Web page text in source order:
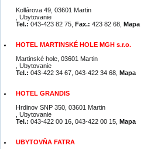
Kollárova 49, 03601 Martin
, Ubytovanie
Tel.: 043-423 82 75, Fax.: 423 82 68, Mapa
HOTEL MARTINSKÉ HOLE MGH s.r.o.
Martinské hole, 03601 Martin
, Ubytovanie
Tel.: 043-422 34 67, 043-422 34 68, Mapa
HOTEL GRANDIS
Hrdinov SNP 350, 03601 Martin
, Ubytovanie
Tel.: 043-422 00 16, 043-422 00 15, Mapa
UBYTOVŇA FATRA